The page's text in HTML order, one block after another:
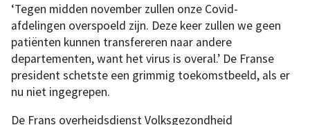
‘Tegen midden november zullen onze Covid-
afdelingen overspoeld zijn. Deze keer zullen we geen
patiënten kunnen transfereren naar andere
departementen, want het virus is overal.’ De Franse
president schetste een grimmig toekomstbeeld, als er
nu niet ingegrepen.
De Frans overheidsdienst Volksgezondheid